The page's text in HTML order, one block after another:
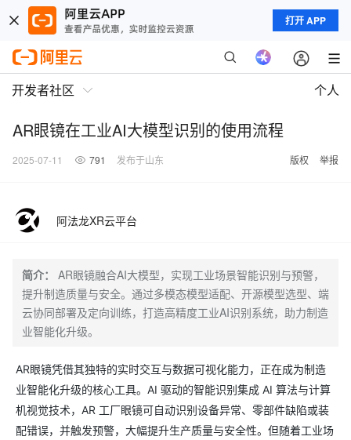
打开 APP
开发者社区 个人
AR眼镜在工业AI大模型识别的使用流程​
2025-07-11 791 发布于山东 版权 举报
阿法龙XR云平台
简介：
AR眼镜融合AI大模型，实现工业场景智能识别与预警，
提升制造质量与安全。通过多模态模型适配、开源模型选型、端
云协同部署及定向训练，打造高精度工业AI识别系统，助力制造
业智能化升级。
AR眼镜凭借其独特的实时交互与数据可视化能力，正在成为制造
业智能化升级的核心工具。AI 驱动的智能识别集成 AI 算法与计算
机视觉技术，AR 工厂眼镜可自动识别设备异常、零部件缺陷或装
配错误，并触发预警，大幅提升生产质量与安全性。但随着工业场